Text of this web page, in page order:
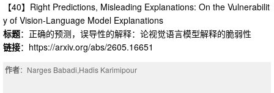
【40】Right Predictions, Misleading Explanations: On the Vulnerabilit
y of Vision-Language Model Explanations
标题：正确的预测，误导性的解释：论视觉语言模型解释的脆弱性
链接：https://arxiv.org/abs/2605.16651
作者：Narges Babadi,Hadis Karimipour